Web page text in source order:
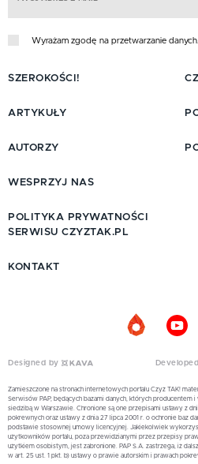
Wyrażam zgodę na przetwarzanie danych.
SZEROKOŚCI!
ARTYKUŁY
AUTORZY
WESPRZYJ NAS
POLITYKA PRYWATNOŚCI
SERWISU CZYZTAK.PL
KONTAKT
Designed by
Zamieszczone na stronach internetowych portalu Czyż TAK!
Serwisów PAP, będących bazami danych, których producentem
siedzibą w Warszawie. Chronione są one przepisami ustawy z
pokrewnych oraz ustawy z dnia 27 lipca 2001 r. o ochronie baz
podstawie stosownej umowy licencyjnej. Jakiekolwiek
użytkowników portalu, poza przewidzianymi przez przepisy
użytkiem osobistym, jest zabronione. PAP S.A. zastrzega, iż
w art. 25 ust. 1 pkt. b) ustawy o prawie autorskim i prawach